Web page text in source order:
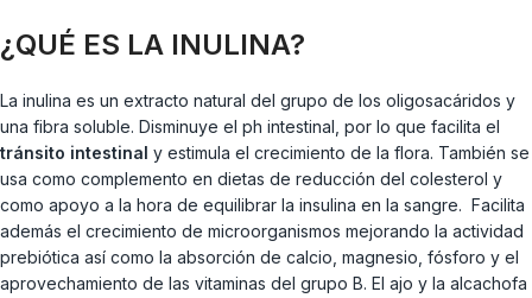
¿QUÉ ES LA INULINA?
La inulina es un extracto natural del grupo de los oligosacáridos y
una fibra soluble. Disminuye el ph intestinal, por lo que facilita el
tránsito intestinal y estimula el crecimiento de la flora. También se
usa como complemento en dietas de reducción del colesterol y
como apoyo a la hora de equilibrar la insulina en la sangre. Facilita
además el crecimiento de microorganismos mejorando la actividad
prebiótica así como la absorción de calcio, magnesio, fósforo y el
aprovechamiento de las vitaminas del grupo B. El ajo y la alcachofa